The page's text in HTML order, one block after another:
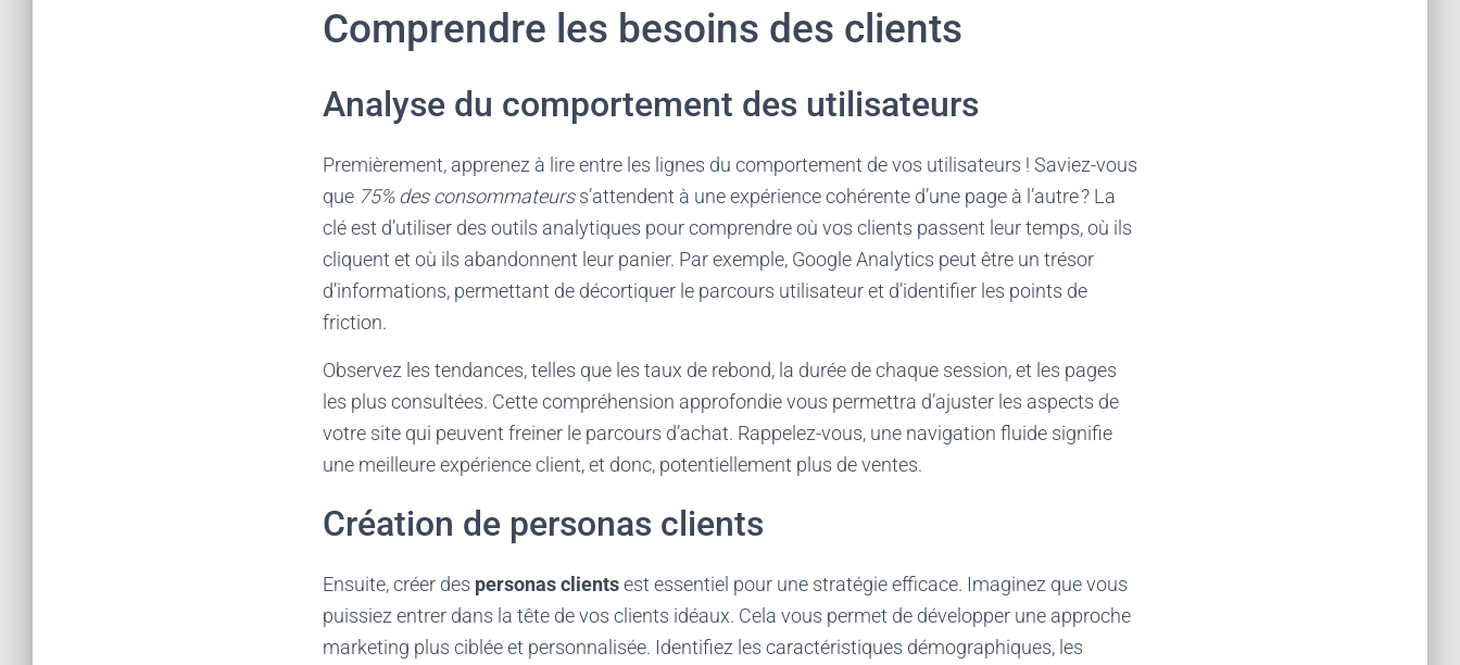
Comprendre les besoins des clients
Analyse du comportement des utilisateurs
Premièrement, apprenez à lire entre les lignes du comportement de vos utilisateurs ! Saviez-vous
que 75% des consommateurss’attendent à une expérience cohérente d’une page à l’autre ? La
clé est d’utiliser des outils analytiques pour comprendre où vos clients passent leur temps, où ils
cliquent et où ils abandonnent leur panier. Par exemple, Google Analytics peut être un trésor
d’informations, permettant de décortiquer le parcours utilisateur et d’identifier les points de
friction.
Observez les tendances, telles que les taux de rebond, la durée de chaque session, et les pages
les plus consultées. Cette compréhension approfondie vous permettra d’ajuster les aspects de
votre site qui peuvent freiner le parcours d’achat. Rappelez-vous, une navigation fluide signifie
une meilleure expérience client, et donc, potentiellement plus de ventes.
Création de personas clients
Ensuite, créer des personas clientsest essentiel pour une stratégie efficace. Imaginez que vous
puissiez entrer dans la tête de vos clients idéaux. Cela vous permet de développer une approche
marketing plus ciblée et personnalisée. Identifiez les caractéristiques démographiques, les